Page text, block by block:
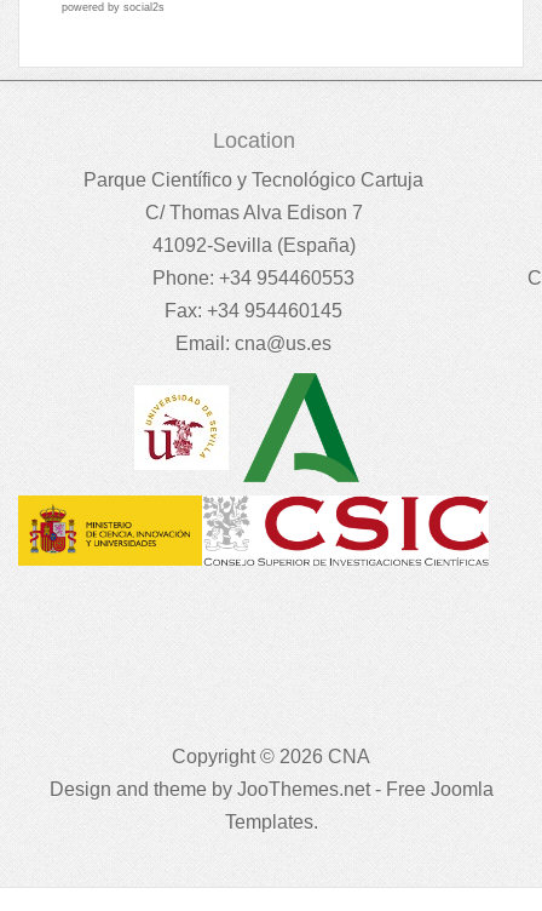
powered by social2s
Location
Parque Científico y Tecnológico Cartuja
C/ Thomas Alva Edison 7
41092-Sevilla (España)
Phone: +34 954460553
Fax: +34 954460145
Email: cna@us.es
Copyright © 2026 CNA
Design and theme by JooThemes.net - Free Joomla
Templates.